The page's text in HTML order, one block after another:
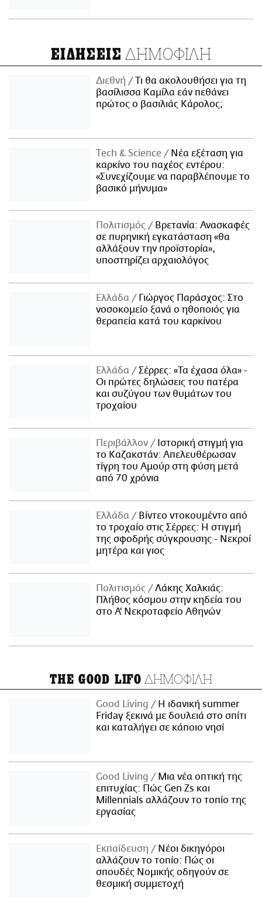
ΕΙΔΗΣΕΙΣ ΔΗΜΟΦΙΛΗ
Διεθνή
Τι θα ακολουθήσει για τη
βασίλισσα Καμίλα εάν πεθάνει
πρώτος ο βασιλιάς Κάρολος;
Τech & Science
Νέα εξέταση για
καρκίνο του παχέος εντέρου:
«Συνεχίζουμε να παραβλέπουμε το
βασικό μήνυμα»
Πολιτισμός
Βρετανία: Ανασκαφές
σε πυρηνική εγκατάσταση «θα
αλλάξουν την προϊστορία»,
υποστηρίζει αρχαιολόγος
Ελλάδα
Γιώργος Παράσχος: Στο
νοσοκομείο ξανά ο ηθοποιός για
θεραπεία κατά του καρκίνου
Ελλάδα
Σέρρες: «Τα έχασα όλα» -
Οι πρώτες δηλώσεις του πατέρα
και συζύγου των θυμάτων του
τροχαίου
Περιβάλλον
Ιστορική στιγμή για
το Καζακστάν: Απελευθέρωσαν
τίγρη του Αμούρ στη φύση μετά
από 70 χρόνια
Ελλάδα
Βίντεο ντοκουμέντο από
το τροχαίο στις Σέρρες: Η στιγμή
της σφοδρής σύγκρουσης - Νεκροί
μητέρα και γιος
Πολιτισμός
Λάκης Χαλκιάς:
Πλήθος κόσμου στην κηδεία του
στο Α' Νεκροταφείο Αθηνών
THE GOOD LIFO ΔΗΜΟΦΙΛΗ
Good Living
Η ιδανική summer
Friday ξεκινά με δουλειά στο σπίτι
και καταλήγει σε κάποιο νησί
Good Living
Μια νέα οπτική της
επιτυχίας: Πώς Gen Zs και
Millennials αλλάζουν το τοπίο της
εργασίας
Εκπαίδευση
Νέοι δικηγόροι
αλλάζουν το τοπίο: Πώς οι
σπουδές Νομικής οδηγούν σε
θεσμική συμμετοχή